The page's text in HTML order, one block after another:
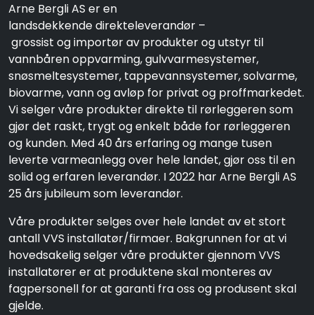
Arne Bergli AS er en
landsdekkende direkteleverandør –
grossist og importør av produkter og utstyr til
vannbåren oppvarming, gulvvarmesystemer,
snøsmeltesystemer, tappevannsystemer, solvarme,
biovarme, vann og avløp for privat og proffmarkedet.
Vi selger våre produkter direkte til rørleggeren som
gjør det raskt, trygt og enkelt både for rørleggeren
og kunden. Med 40 års erfaring og mange tusen
leverte varmeanlegg over hele landet, gjør oss til en
solid og erfaren leverandør. I 2022 har Arne Bergli AS
25 års jubileum som leverandør.
Våre produkter selges over hele landet av et stort
antall VVS installatør/firmaer. Bakgrunnen for at vi
hovedsakelig selger våre produkter gjennom VVS
installatører er at produktene skal monteres av
fagpersonell for at garanti fra oss og produsent skal
gjelde.